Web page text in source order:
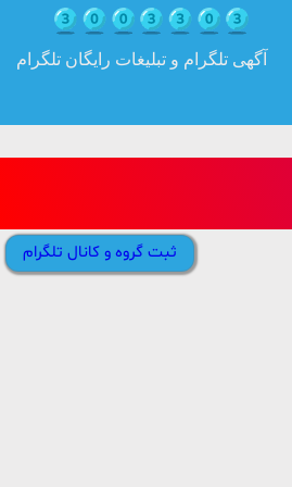
آگهی تلگرام و تبلیغات رایگان تلگرام
ثبت گروه و کانال تلگرام